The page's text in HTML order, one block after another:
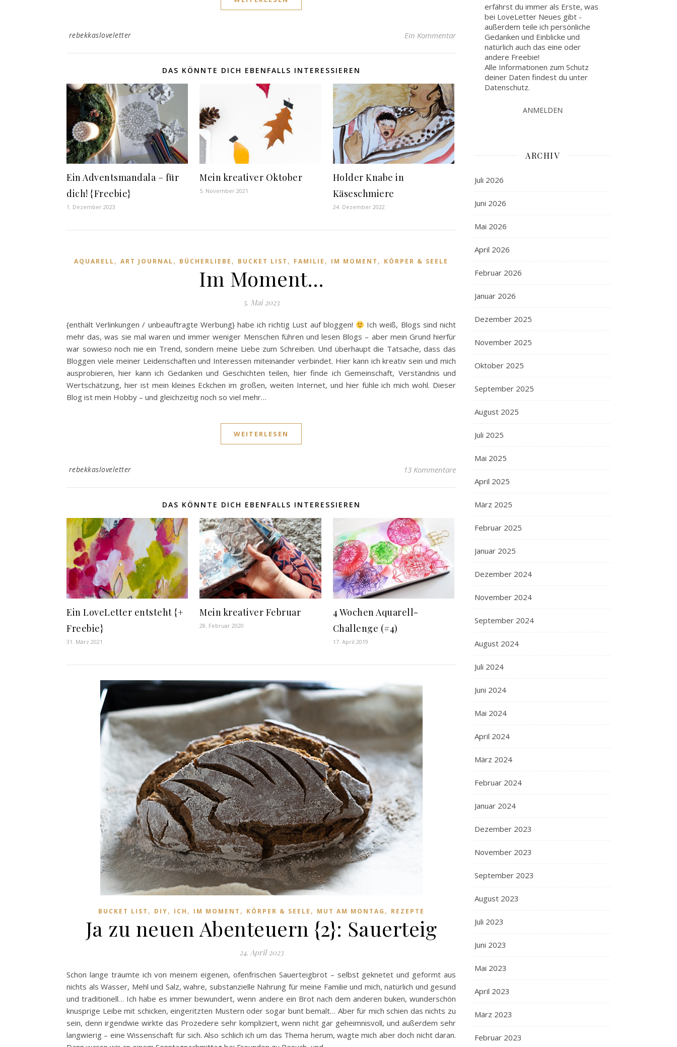
rebekkasloveletter Ein Kommentar
DAS KÖNNTE DICH EBENFALLS INTERESSIEREN
Ein Adventsmandala – für
dich! {Freebie}
1. Dezember 2023
Mein kreativer Oktober
5. November 2021
Holder Knabe in
Käseschmiere
24. Dezember 2022
AQUARELL, ART JOURNAL, BÜCHERLIEBE , BUCKET LIST , FAMILIE , IM MOMENT , KÖRPER & SEELE
Im Moment…
5. Mai 2023
{enthält Verlinkungen / unbeauftragte Werbung} habe ich richtig Lust auf bloggen!
Ich weiß, Blogs sind nicht
mehr das, was sie mal waren und immer weniger Menschen führen und lesen Blogs – aber mein Grund hierfür
war sowieso noch nie ein Trend, sondern meine Liebe zum Schreiben. Und überhaupt die Tatsache, dass das
Bloggen viele meiner Leidenschaften und Interessen miteinander verbindet. Hier kann ich kreativ sein und mich
ausprobieren, hier kann ich Gedanken und Geschichten teilen, hier finde ich Gemeinschaft, Verständnis und
Wertschätzung, hier ist mein kleines Eckchen im großen, weiten Internet, und hier fühle ich mich wohl. Dieser
Blog ist mein Hobby – und gleichzeitig noch so viel mehr…
WEITERLESEN
rebekkasloveletter 13 Kommentare
DAS KÖNNTE DICH EBENFALLS INTERESSIEREN
Ein LoveLetter entsteht {+
Freebie}
31. März 2021
Mein kreativer Februar
28. Februar 2020
4 Wochen Aquarell-
Challenge (#4)
17. April 2019
BUCKET LIST , DIY, ICH , IM MOMENT , KÖRPER & SEELE , MUT AM MONTAG , REZEPTE
Ja zu neuen Abenteuern {2}: Sauerteig
24. April 2023
Schon lange träumte ich von meinem eigenen, ofenfrischen Sauerteigbrot – selbst geknetet und geformt aus
nichts als Wasser, Mehl und Salz, wahre, substanzielle Nahrung für meine Familie und mich, natürlich und gesund
und traditionell… Ich habe es immer bewundert, wenn andere ein Brot nach dem anderen buken, wunderschön
knusprige Leibe mit schicken, eingeritzten Mustern oder sogar bunt bemalt… Aber für mich schien das nichts zu
sein, denn irgendwie wirkte das Prozedere sehr kompliziert, wenn nicht gar geheimnisvoll, und außerdem sehr
langwierig – eine Wissenschaft für sich. Also schlich ich um das Thema herum, wagte mich aber doch nicht daran.
erfährst du immer als Erste, was
bei LoveLetter Neues gibt -
außerdem teile ich persönliche
Gedanken und Einblicke und
natürlich auch das eine oder
andere Freebie!
Alle Informationen zum Schutz
deiner Daten findest du unter
Datenschutz.
ARCHIV
Juli 2026
Juni 2026
Mai 2026
April 2026
Februar 2026
Januar 2026
Dezember 2025
November 2025
Oktober 2025
September 2025
August 2025
Juli 2025
Mai 2025
April 2025
März 2025
Februar 2025
Januar 2025
Dezember 2024
November 2024
September 2024
August 2024
Juli 2024
Juni 2024
Mai 2024
April 2024
März 2024
Februar 2024
Januar 2024
Dezember 2023
November 2023
September 2023
August 2023
Juli 2023
Juni 2023
Mai 2023
April 2023
März 2023
Februar 2023